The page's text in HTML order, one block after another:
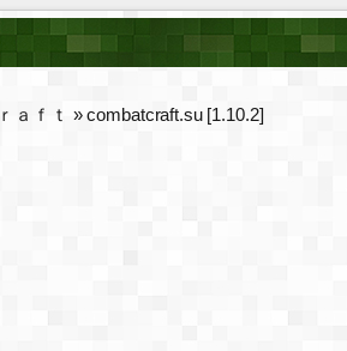
ａｆｔ » combatcraft.su [1.10.2]